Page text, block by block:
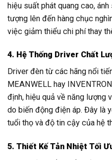
hiệu suất phát quang cao,
tượng lên đến hàng chục
việc giảm thiểu chi phí thay
4. Hệ Thống Driver Chất
Driver đèn từ các hãng nổi
MEANWELL hay
định, hiệu quả về năng lượng
do biến động điện áp. Đây là
tuổi thọ và độ tin cậy của hệ
5. Thiết Kế Tản Nhiệt Tối